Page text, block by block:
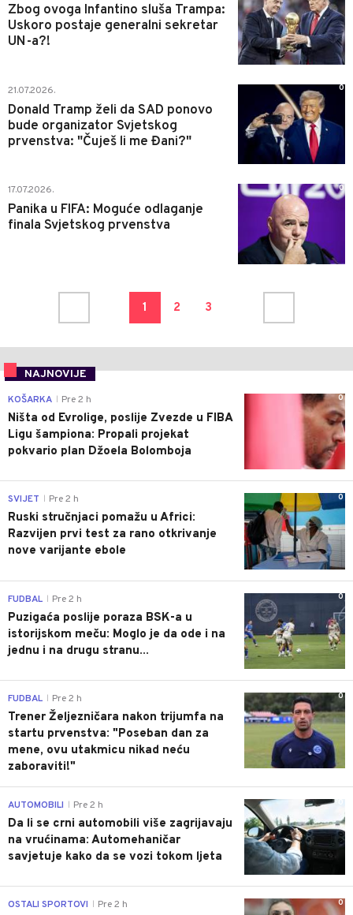
Zbog ovoga Infantino sluša Trampa:
Uskoro postaje generalni sekretar
UN-a?!
21.07.2026.
Donald Tramp želi da SAD ponovo
bude organizator Svjetskog
prvenstva: "Čuješ li me Đani?"
0
17.07.2026.
Panika u FIFA: Moguće odlaganje
finala Svjetskog prvenstva
0
1 2 3
NAJNOVIJE
0
KOŠARKA Pre 2 h
Ništa od Evrolige, poslije Zvezde u FIBA
Ligu šampiona: Propali projekat
pokvario plan Džoela Bolomboja
0
SVIJET Pre 2 h
Ruski stručnjaci pomažu u Africi:
Razvijen prvi test za rano otkrivanje
nove varijante ebole
0
FUDBAL Pre 2 h
Puzigaća poslije poraza BSK-a u
istorijskom meču: Moglo je da ode i na
jednu i na drugu stranu...
0
FUDBAL Pre 2 h
Trener Željezničara nakon trijumfa na
startu prvenstva: "Poseban dan za
mene, ovu utakmicu nikad neću
zaboraviti!"
AUTOMOBILI Pre 2 h
Da li se crni automobili više zagrijavaju
na vrućinama: Automehaničar
savjetuje kako da se vozi tokom ljeta
0
OSTALI SPORTOVI Pre 2 h